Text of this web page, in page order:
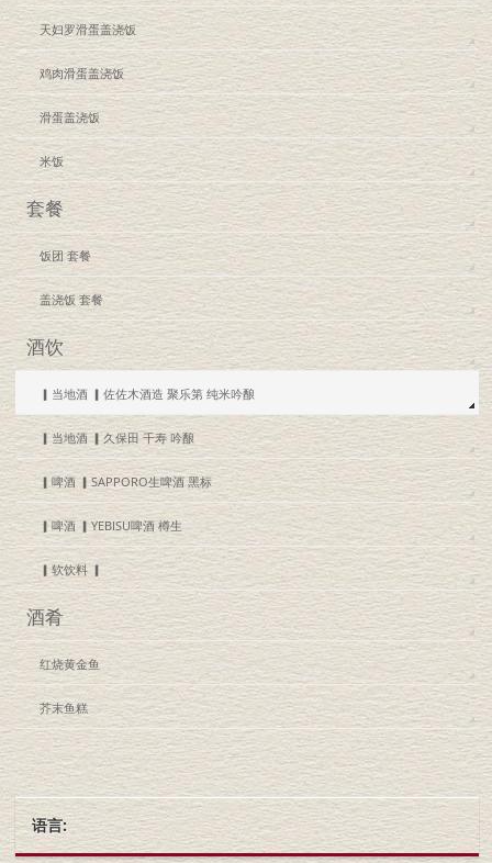
天妇罗滑蛋盖浇饭
鸡肉滑蛋盖浇饭
滑蛋盖浇饭
米饭
套餐
饭团 套餐
盖浇饭 套餐
酒饮
▎当地酒 ▎佐佐木酒造 聚乐第 纯米吟酿
▎当地酒 ▎久保田 千寿 吟酿
▎啤酒 ▎SAPPORO生啤酒 黑标
▎啤酒 ▎YEBISU啤酒 樽生
▎软饮料 ▎
酒肴
红烧黄金鱼
芥末鱼糕
语言: